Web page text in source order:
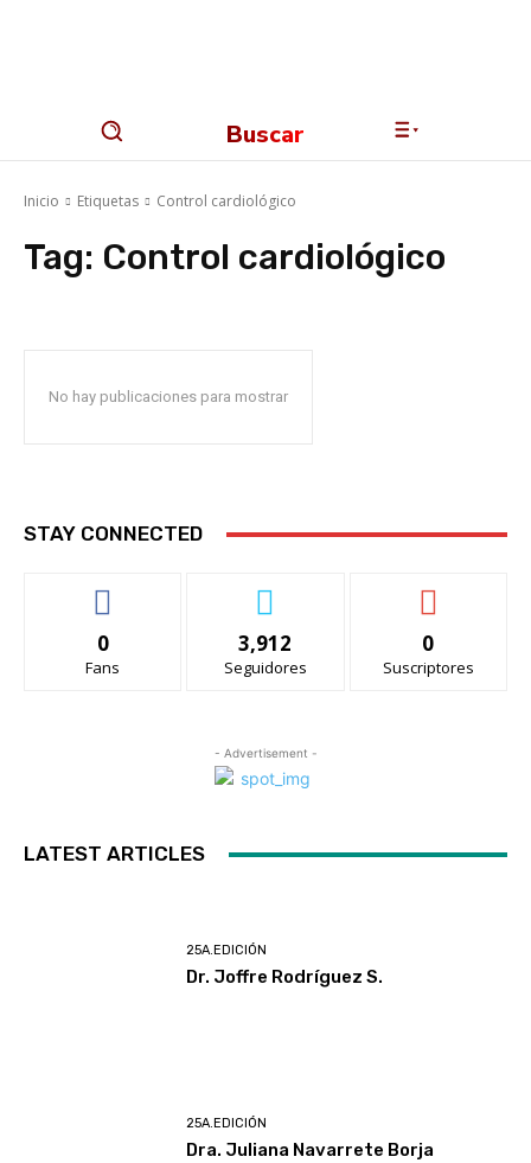
Buscar
Inicio Etiquetas Control cardiológico
Tag: Control cardiológico
No hay publicaciones para mostrar
STAY CONNECTED
0
Fans
3,912
Seguidores
0
Suscriptores
- Advertisement -
LATEST ARTICLES
25A.EDICIÓN
Dr. Joffre Rodríguez S.
25A.EDICIÓN
Dra. Juliana Navarrete Borja